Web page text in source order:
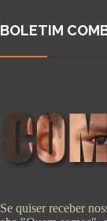
BOLETIM
Se quiser receber